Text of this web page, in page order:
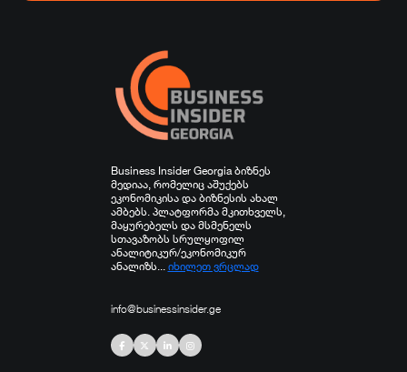
Business Insider Georgia ბიზნეს
მედიაა, რომელიც აშუქებს
ეკონომიკისა და ბიზნესის ახალ
ამბებს. პლატფორმა მკითხველს,
მაყურებელს და მსმენელს
სთავაზობს სრულყოფილ
ანალიტიკურ/ეკონომიკურ
ანალიზს... იხილეთ ვრცლად
info@businessinsider.ge